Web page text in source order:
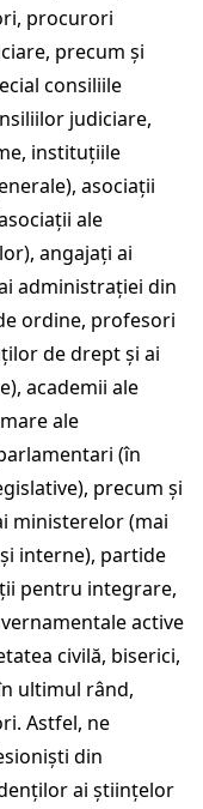
procurori
precum și
consiliile
judiciare,
instituțiile
asociații
ale
angajați ai
administrației din
ordine, profesori
de drept și ai
academii ale
ale
(în
precum și
ministerelor (mai
interne), partide
pentru integrare,
active
civilă, biserici,
ultimul rând,
Astfel, ne
din
ai științelor